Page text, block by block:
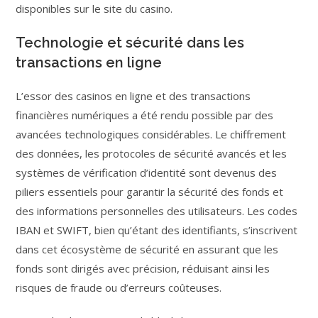
disponibles sur le site du casino.
Technologie et sécurité dans les
transactions en ligne
L’essor des casinos en ligne et des transactions
financières numériques a été rendu possible par des
avancées technologiques considérables. Le chiffrement
des données, les protocoles de sécurité avancés et les
systèmes de vérification d’identité sont devenus des
piliers essentiels pour garantir la sécurité des fonds et
des informations personnelles des utilisateurs. Les codes
IBAN et SWIFT, bien qu’étant des identifiants, s’inscrivent
dans cet écosystème de sécurité en assurant que les
fonds sont dirigés avec précision, réduisant ainsi les
risques de fraude ou d’erreurs coûteuses.